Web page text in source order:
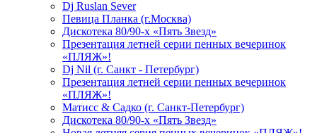
Dj Ruslan Sever
Певица Планка (г.Москва)
Дискотека 80/90-х «Пять Звезд»
Презентация летней серии пенных вечеринок
«ПЛЯЖ»!
Dj Nil (г. Санкт - Петербург)
Презентация летней серии пенных вечеринок
«ПЛЯЖ»!
Матисс & Садко (г. Санкт-Петербург)
Дискотека 80/90-х «Пять Звезд»